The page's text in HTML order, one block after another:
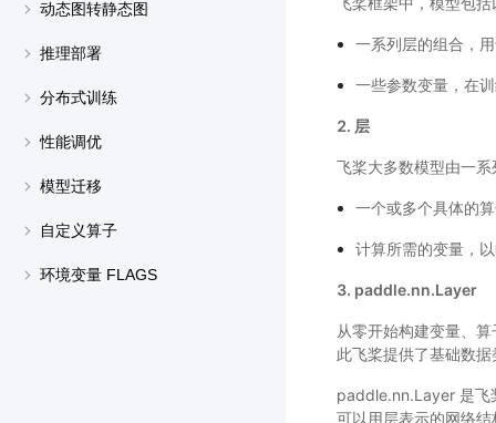
动态图转静态图
推理部署
分布式训练
性能调优
模型迁移
自定义算子
环境变量 FLAGS
一系列层的组合，
一些参数变量，在
2. 层
飞桨大多数模型由一
一个或多个具体的
计算所需的变量，
3. paddle.nn.Layer
从零开始构建变量、
此飞桨提供了基础数
paddle.nn.Layer 是飞
可以用层表示的网络